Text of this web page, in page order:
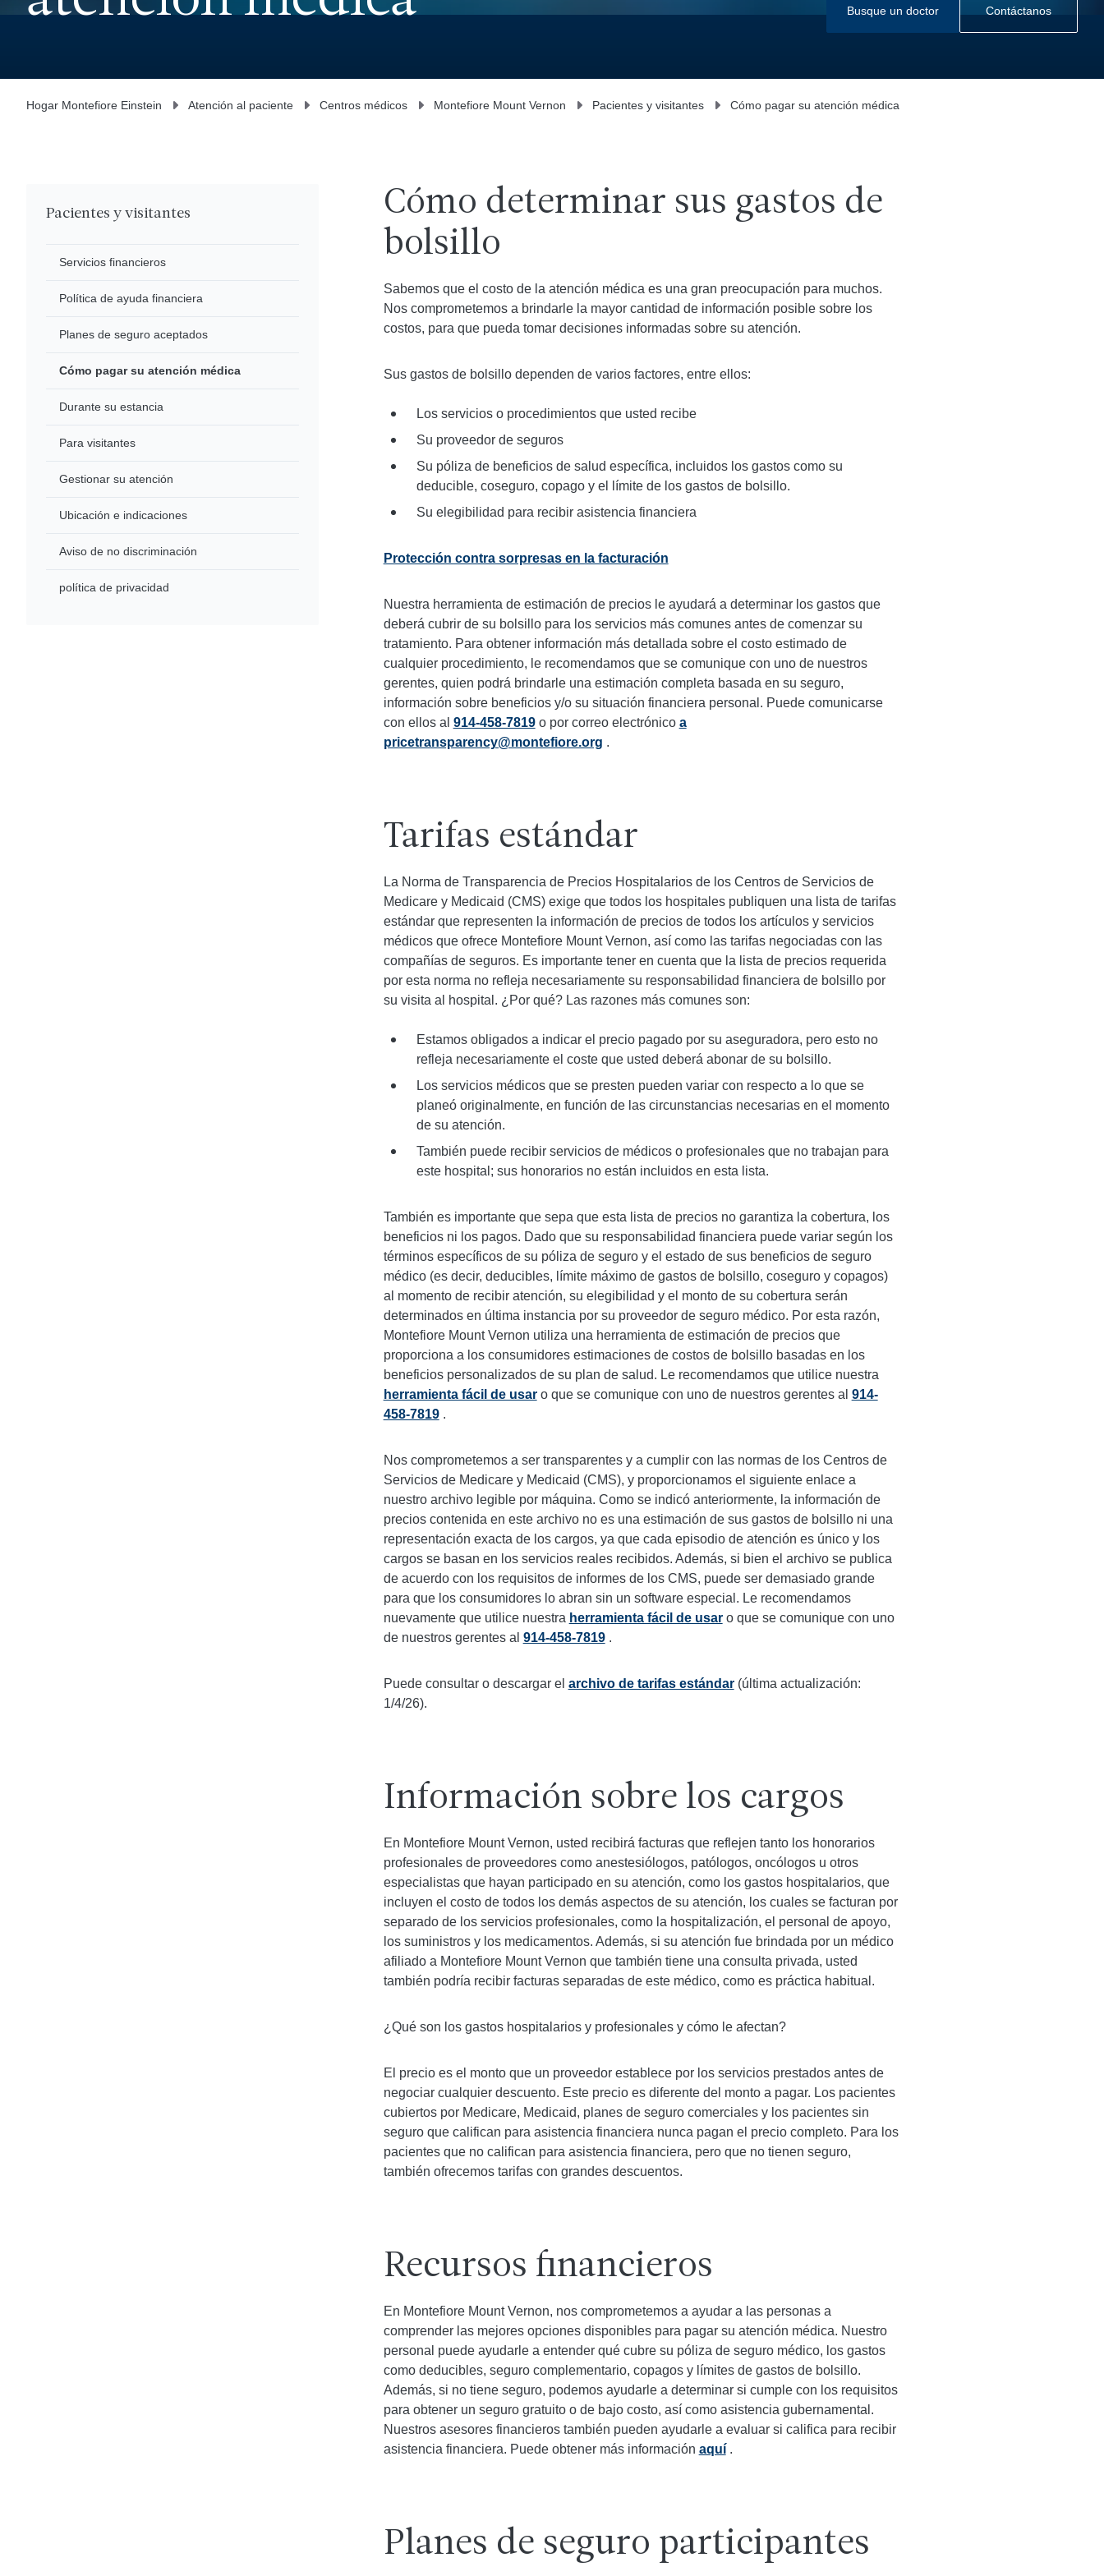
Busque un doctor Contáctanos
Hogar Montefiore Einstein Atención al paciente Centros médicos Montefiore Mount Vernon Pacientes y visitantes Cómo pagar su atención médica
Pacientes y visitantes
Servicios financieros
Política de ayuda financiera
Planes de seguro aceptados
Cómo pagar su atención médica
Durante su estancia
Para visitantes
Gestionar su atención
Ubicación e indicaciones
Aviso de no discriminación
política de privacidad
Cómo determinar sus gastos de
bolsillo
Sabemos que el costo de la atención médica es una gran preocupación para muchos.
Nos comprometemos a brindarle la mayor cantidad de información posible sobre los
costos, para que pueda tomar decisiones informadas sobre su atención.
Sus gastos de bolsillo dependen de varios factores, entre ellos:
Los servicios o procedimientos que usted recibe
Su proveedor de seguros
Su póliza de beneficios de salud específica, incluidos los gastos como su
deducible, coseguro, copago y el límite de los gastos de bolsillo.
Su elegibilidad para recibir asistencia financiera
Protección contra sorpresas en la facturación
Nuestra herramienta de estimación de precios le ayudará a determinar los gastos que
deberá cubrir de su bolsillo para los servicios más comunes antes de comenzar su
tratamiento. Para obtener información más detallada sobre el costo estimado de
cualquier procedimiento, le recomendamos que se comunique con uno de nuestros
gerentes, quien podrá brindarle una estimación completa basada en su seguro,
información sobre beneficios y/o su situación financiera personal. Puede comunicarse
con ellos al 914-458-7819o por correo electrónico a
pricetransparency@montefiore.org .
Tarifas estándar
La Norma de Transparencia de Precios Hospitalarios de los Centros de Servicios de
Medicare y Medicaid (CMS) exige que todos los hospitales publiquen una lista de tarifas
estándar que representen la información de precios de todos los artículos y servicios
médicos que ofrece Montefiore Mount Vernon, así como las tarifas negociadas con las
compañías de seguros. Es importante tener en cuenta que la lista de precios requerida
por esta norma no refleja necesariamente su responsabilidad financiera de bolsillo por
su visita al hospital. ¿Por qué? Las razones más comunes son:
Estamos obligados a indicar el precio pagado por su aseguradora, pero esto no
refleja necesariamente el coste que usted deberá abonar de su bolsillo.
Los servicios médicos que se presten pueden variar con respecto a lo que se
planeó originalmente, en función de las circunstancias necesarias en el momento
de su atención.
También puede recibir servicios de médicos o profesionales que no trabajan para
este hospital; sus honorarios no están incluidos en esta lista.
También es importante que sepa que esta lista de precios no garantiza la cobertura, los
beneficios ni los pagos. Dado que su responsabilidad financiera puede variar según los
términos específicos de su póliza de seguro y el estado de sus beneficios de seguro
médico (es decir, deducibles, límite máximo de gastos de bolsillo, coseguro y copagos)
al momento de recibir atención, su elegibilidad y el monto de su cobertura serán
determinados en última instancia por su proveedor de seguro médico. Por esta razón,
Montefiore Mount Vernon utiliza una herramienta de estimación de precios que
proporciona a los consumidores estimaciones de costos de bolsillo basadas en los
beneficios personalizados de su plan de salud. Le recomendamos que utilice nuestra
herramienta fácil de usaro que se comunique con uno de nuestros gerentes al 914-
458-7819.
Nos comprometemos a ser transparentes y a cumplir con las normas de los Centros de
Servicios de Medicare y Medicaid (CMS), y proporcionamos el siguiente enlace a
nuestro archivo legible por máquina. Como se indicó anteriormente, la información de
precios contenida en este archivo no es una estimación de sus gastos de bolsillo ni una
representación exacta de los cargos, ya que cada episodio de atención es único y los
cargos se basan en los servicios reales recibidos. Además, si bien el archivo se publica
de acuerdo con los requisitos de informes de los CMS, puede ser demasiado grande
para que los consumidores lo abran sin un software especial. Le recomendamos
nuevamente que utilice nuestra herramienta fácil de usaro que se comunique con uno
de nuestros gerentes al 914-458-7819.
Puede consultar o descargar el archivo de tarifas estándar(última actualización:
1/4/26).
Información sobre los cargos
En Montefiore Mount Vernon, usted recibirá facturas que reflejen tanto los honorarios
profesionales de proveedores como anestesiólogos, patólogos, oncólogos u otros
especialistas que hayan participado en su atención, como los gastos hospitalarios, que
incluyen el costo de todos los demás aspectos de su atención, los cuales se facturan por
separado de los servicios profesionales, como la hospitalización, el personal de apoyo,
los suministros y los medicamentos. Además, si su atención fue brindada por un médico
afiliado a Montefiore Mount Vernon que también tiene una consulta privada, usted
también podría recibir facturas separadas de este médico, como es práctica habitual.
¿Qué son los gastos hospitalarios y profesionales y cómo le afectan?
El precio es el monto que un proveedor establece por los servicios prestados antes de
negociar cualquier descuento. Este precio es diferente del monto a pagar. Los pacientes
cubiertos por Medicare, Medicaid, planes de seguro comerciales y los pacientes sin
seguro que califican para asistencia financiera nunca pagan el precio completo. Para los
pacientes que no califican para asistencia financiera, pero que no tienen seguro,
también ofrecemos tarifas con grandes descuentos.
Recursos financieros
En Montefiore Mount Vernon, nos comprometemos a ayudar a las personas a
comprender las mejores opciones disponibles para pagar su atención médica. Nuestro
personal puede ayudarle a entender qué cubre su póliza de seguro médico, los gastos
como deducibles, seguro complementario, copagos y límites de gastos de bolsillo.
Además, si no tiene seguro, podemos ayudarle a determinar si cumple con los requisitos
para obtener un seguro gratuito o de bajo costo, así como asistencia gubernamental.
Nuestros asesores financieros también pueden ayudarle a evaluar si califica para recibir
asistencia financiera. Puede obtener más información aquí.
Planes de seguro participantes